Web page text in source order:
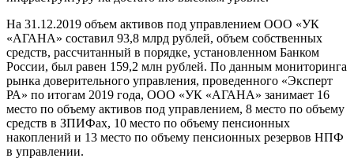
На 31.12.2019 объем активов под управлением ООО «УК
«АГАНА» составил 93,8 млрд рублей, объем собственных
средств, рассчитанный в порядке, установленном Банком
России, был равен 159,2 млн рублей. По данным мониторинга
рынка доверительного управления, проведенного «Эксперт
РА» по итогам 2019 года, ООО «УК «АГАНА» занимает 16
место по объему активов под управлением, 8 место по объему
средств в ЗПИФах, 10 место по объему пенсионных
накоплений и 13 место по объему пенсионных резервов НПФ
в управлении.